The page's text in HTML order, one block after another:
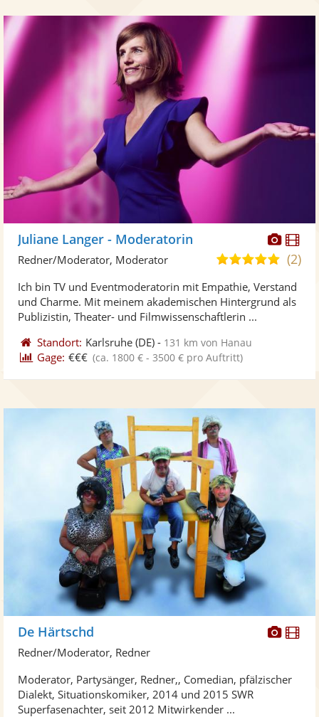
Fotos
Juliane Langer - Moderatorin
4,9
5
(2)
Redner/Moderator, Moderator
Ich bin TV und Eventmoderatorin mit Empathie, Verstand
und Charme. Mit meinem akademischen Hintergrund als
Publizistin, Theater- und Filmwissenschaftlerin ...
Standort: Karlsruhe (DE) - 131 km von Hanau
Gage: €€€ (ca. 1800 € - 3500 € pro Auftritt)
Fotos
De Härtschd
Redner/Moderator, Redner
Moderator, Partysänger, Redner,, Comedian, pfälzischer
Dialekt, Situationskomiker, 2014 und 2015 SWR
Superfasenachter, seit 2012 Mitwirkender ...